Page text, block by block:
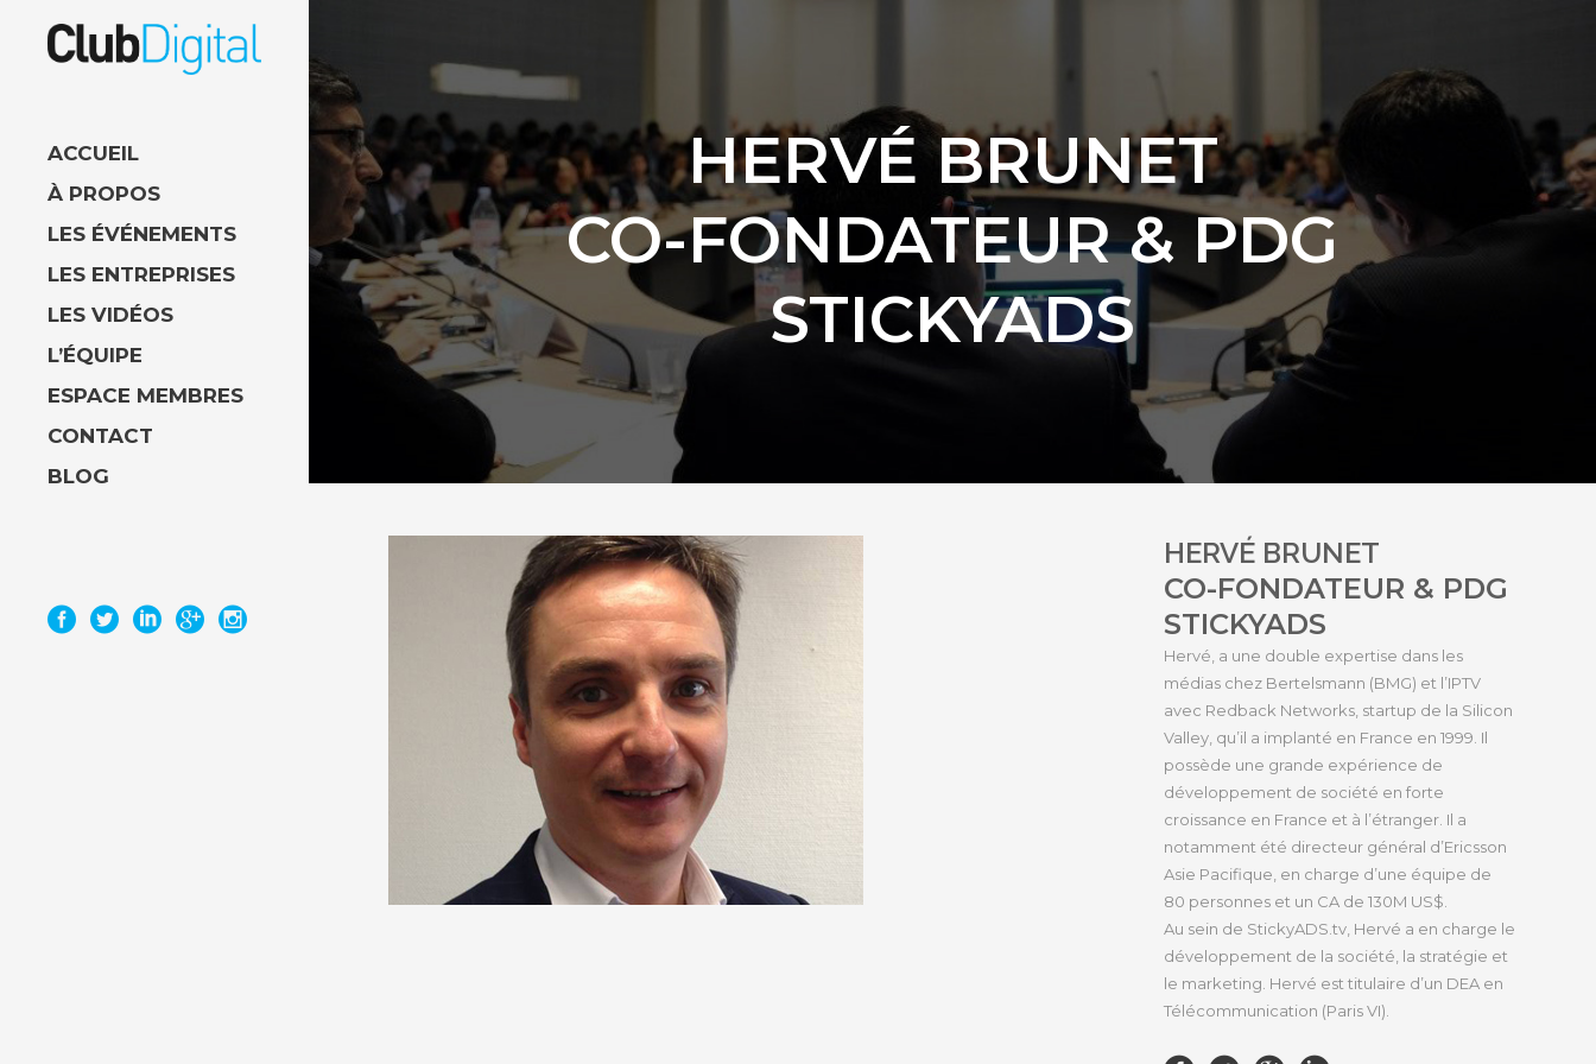
ACCUEIL
À PROPOS
LES ÉVÉNEMENTS
LES ENTREPRISES
LES VIDÉOS
L’ÉQUIPE
ESPACE MEMBRES
CONTACT
BLOG
HERVÉ BRUNET
CO-FONDATEUR & PDG
STICKYADS
HERVÉ BRUNET
CO-FONDATEUR & PDG
STICKYADS
Hervé, a une double expertise dans les
médias chez Bertelsmann (BMG) et l’IPTV
avec Redback Networks, startup de la Silicon
Valley, qu’il a implanté en France en 1999. Il
possède une grande expérience de
développement de société en forte
croissance en France et à l’étranger. Il a
notamment été directeur général d’Ericsson
Asie Pacifique, en charge d’une équipe de
80 personnes et un CA de 130M US$.
Au sein de StickyADS.tv, Hervé a en charge le
développement de la société, la stratégie et
le marketing. Hervé est titulaire d’un DEA en
Télécommunication (Paris VI).